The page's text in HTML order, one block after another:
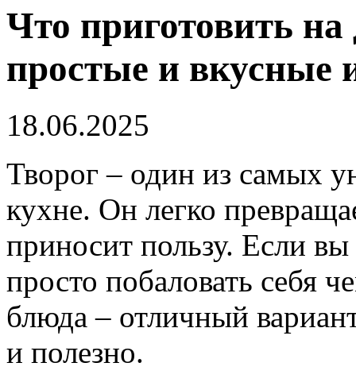
Что приготовить на
простые и вкусные
18.06.2025
Творог – один из самых
кухне. Он легко
приносит пользу. Если
просто побаловать себя
блюда – отличный
и полезно.